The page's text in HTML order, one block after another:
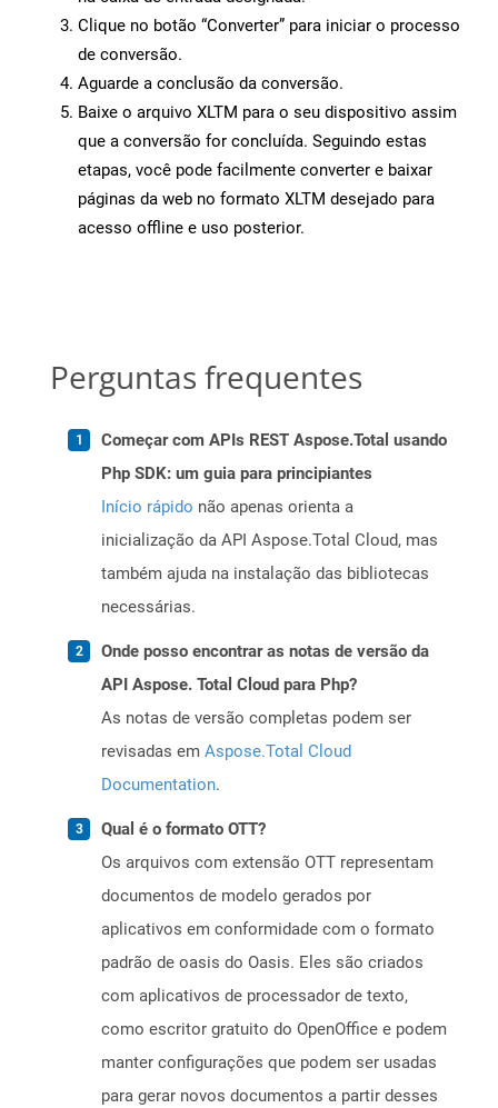
Clique no botão “Converter” para iniciar o processo
de conversão.
Aguarde a conclusão da conversão.
Baixe o arquivo XLTM para o seu dispositivo assim
que a conversão for concluída. Seguindo estas
etapas, você pode facilmente converter e baixar
páginas da web no formato XLTM desejado para
acesso offline e uso posterior.
Perguntas frequentes
Começar com APIs REST Aspose.Total usando
Php SDK: um guia para principiantes
Início rápido não apenas orienta a
inicialização da API Aspose.Total Cloud, mas
também ajuda na instalação das bibliotecas
necessárias.
Onde posso encontrar as notas de versão da
API Aspose. Total Cloud para Php?
As notas de versão completas podem ser
revisadas em Aspose.Total Cloud
Documentation.
Qual é o formato OTT?
Os arquivos com extensão OTT representam
documentos de modelo gerados por
aplicativos em conformidade com o formato
padrão de oasis do Oasis. Eles são criados
com aplicativos de processador de texto,
como escritor gratuito do OpenOffice e podem
manter configurações que podem ser usadas
para gerar novos documentos a partir desses